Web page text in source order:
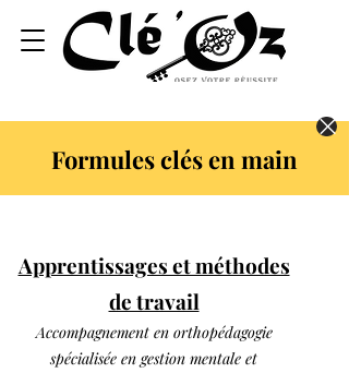
Formules clés en main
Apprentissages et méthodes
de travail
Accompagnement en orthopédagogie
spécialisée en gestion mentale et